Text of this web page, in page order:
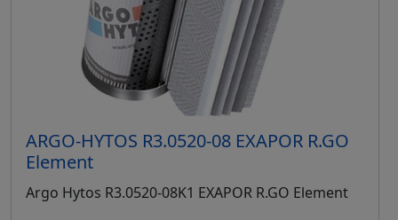
ARGO-HYTOS R3.0520-08 EXAPOR R.GO
Element
Argo Hytos R3.0520-08K1 EXAPOR R.GO Element